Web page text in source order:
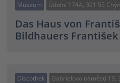
Museum Údolní 174A, 391 55
Das Haus von
Bildhauers
Discothek Gabrielovo náměstí 19,